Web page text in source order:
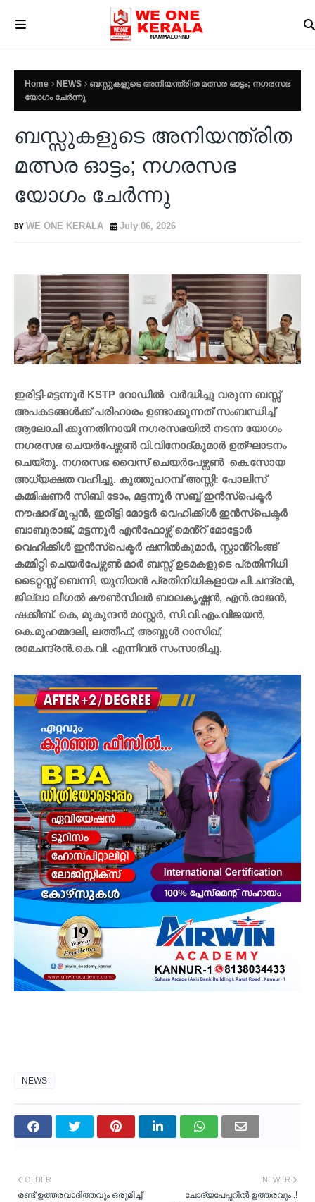
Home NEWS
ബസ്സുകളുടെ അനിയന്ത്രിത മത്സര ഓട്ടം; നഗരസഭ
യോഗം ചേർന്നു
ബസ്സുകളുടെ അനിയന്ത്രിത
മത്സര ഓട്ടം; നഗരസഭ
യോഗം ചേർന്നു
WE ONE KERALA July 06, 2026
ഇരിട്ടി-മട്ടന്നൂർ KSTP റോഡിൽ വർദ്ധിച്ചു വരുന്ന ബസ്സ്
അപകടങ്ങൾക്ക് പരിഹാരം ഉണ്ടാക്കുന്നത് സംബന്ധിച്ച്
ആലോചി ക്കുന്നതിനായി നഗരസഭയിൽ നടന്ന യോഗം
നഗരസഭ ചെയർപേഴ്സൺ വി.വിനോദ്കുമാർ ഉത്ഘാടനം
ചെയ്തു. നഗരസഭ വൈസ് ചെയർപേഴ്സൺ കെ.സോയ
അധ്യക്ഷത വഹിച്ചു. കുത്തുപറമ്പ് അസ്സി: പോലിസ്
കമ്മിഷണർ സിബി ടോം, മട്ടന്നൂർ സബ്ബ് ഇൻസ്പെക്ടർ
നൗഷാദ് മൂപ്പൻ, ഇരിട്ടി മോട്ടർ വെഹിക്കിൾ ഇൻസ്പെക്ടർ
ബാബുരാജ്, മട്ടന്നൂർ എൻഫോഴ്സ് മെൻ്റ് മോട്ടോർ
വെഹിക്കിൾ ഇൻസ്പെക്ടർ ഷനിൽകുമാർ, സ്റ്റാൻ്റിംങ്ങ്
കമ്മിറ്റി ചെയർപേഴ്സൺ മാർ ബസ്സ് ഉടമകളുടെ പ്രതിനിധി
ടൈറ്റസ്സ് ബെന്നി, യുനിയൻ പ്രതിനിധികളായ പി.ചന്ദ്രൻ,
ജില്ലാ ലീഗൽ കൗൺസിലർ ബാലകൃഷ്ണൻ, എൻ.രാജൻ,
ഷക്കീബ്. കെ, മുകുന്ദൻ മാസ്റ്റർ, സി.വി.എം.വിജയൻ,
കെ.മുഹമ്മദലി, ലത്തീഫ്, അബ്ദുൾ റാസിഖ്,
രാമചന്ദ്രൻ.കെ.വി. എന്നിവർ സംസാരിച്ചു.
NEWS
NEWER
ചോദ്യപേപ്പറില്‍ ഉത്തരവും..!
OLDER
രണ്ട് ഉത്തരവാദിത്തവും ഒരുമിച്ച്